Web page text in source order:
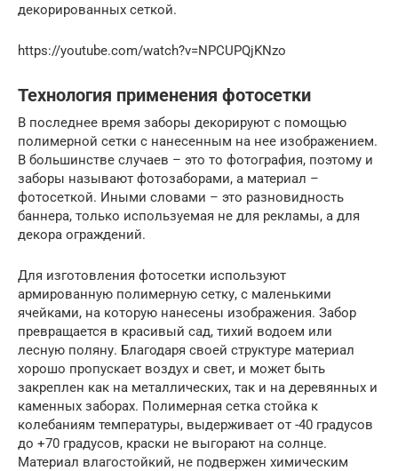
декорированных сеткой.
https://youtube.com/watch?v=NPCUPQjKNzo
Технология применения фотосетки
В последнее время заборы декорируют с помощью
полимерной сетки с нанесенным на нее изображением.
В большинстве случаев – это то фотография, поэтому и
заборы называют фотозаборами, а материал –
фотосеткой. Иными словами – это разновидность
баннера, только используемая не для рекламы, а для
декора ограждений.
Для изготовления фотосетки используют
армированную полимерную сетку, с маленькими
ячейками, на которую нанесены изображения. Забор
превращается в красивый сад, тихий водоем или
лесную поляну. Благодаря своей структуре материал
хорошо пропускает воздух и свет, и может быть
закреплен как на металлических, так и на деревянных и
каменных заборах. Полимерная сетка стойка к
колебаниям температуры, выдерживает от -40 градусов
до +70 градусов, краски не выгорают на солнце.
Материал влагостойкий, не подвержен химическим